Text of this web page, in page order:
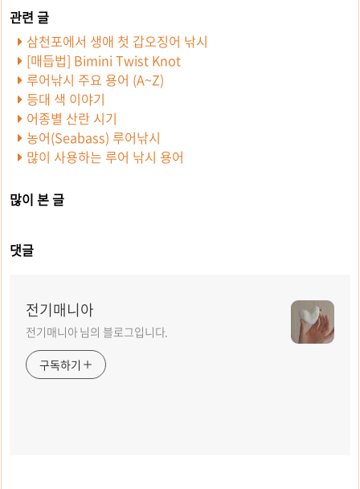
삼천포에서 생애 첫 갑오징어 낚시
[매듭법] Bimini Twist Knot
루어낚시 주요 용어 (A~Z)
등대 색 이야기
어종별 산란 시기
농어(Seabass) 루어낚시
많이 사용하는 루어 낚시 용어
많이 본 글
댓글
전기매니아
전기매니아 님의 블로그입니다.
구독하기